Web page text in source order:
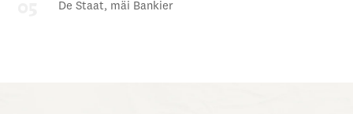
De Staat, mäi Bankier